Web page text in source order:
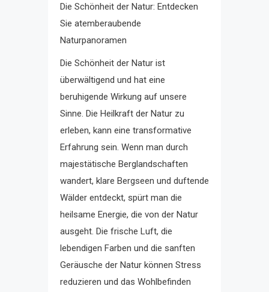
Die Schönheit der Natur: Entdecken
Sie atemberaubende
Naturpanoramen
Die Schönheit der Natur ist
überwältigend und hat eine
beruhigende Wirkung auf unsere
Sinne. Die Heilkraft der Natur zu
erleben, kann eine transformative
Erfahrung sein. Wenn man durch
majestätische Berglandschaften
wandert, klare Bergseen und duftende
Wälder entdeckt, spürt man die
heilsame Energie, die von der Natur
ausgeht. Die frische Luft, die
lebendigen Farben und die sanften
Geräusche der Natur können Stress
reduzieren und das Wohlbefinden